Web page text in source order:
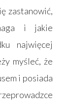
zastanowić,
i jakie
najwięcej
myśleć, że
i posiada